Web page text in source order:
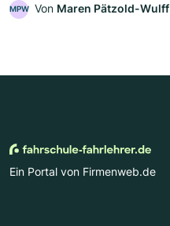
MPW Von Maren Pätzold-Wulff
Ein Portal von Firmenweb.de